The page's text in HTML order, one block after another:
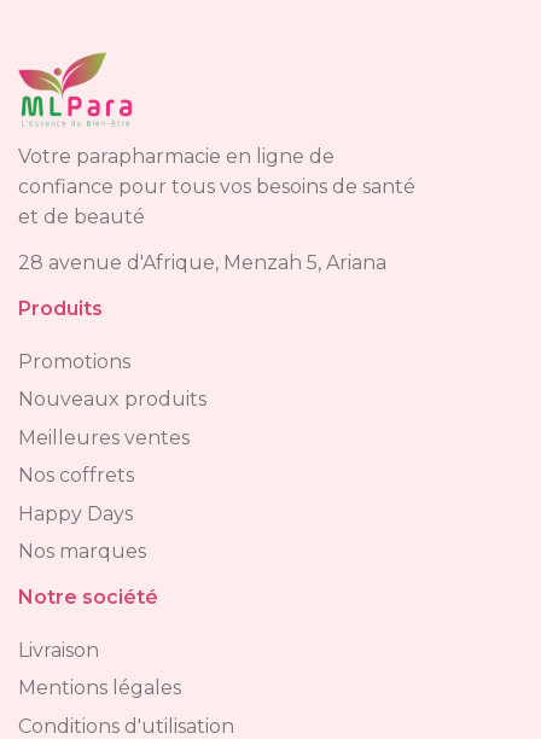
Votre parapharmacie en ligne de
confiance pour tous vos besoins de santé
et de beauté
28 avenue d'Afrique, Menzah 5, Ariana
Produits
Promotions
Nouveaux produits
Meilleures ventes
Nos coffrets
Happy Days
Nos marques
Notre société
Livraison
Mentions légales
Conditions d'utilisation